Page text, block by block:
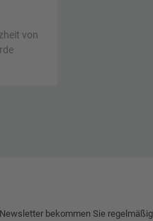
von
Newsletter bekommen Sie